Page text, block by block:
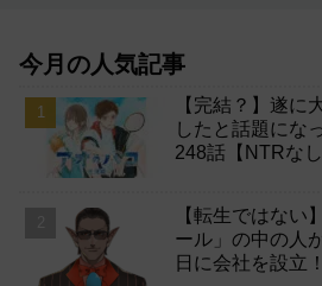
今月の人気記事
【完結？】遂に
したと話題にな
248話【NTRなし
【転生ではない
ール」の中の人
日に会社を設立